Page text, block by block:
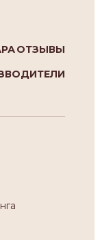
ОТЗЫВЫ